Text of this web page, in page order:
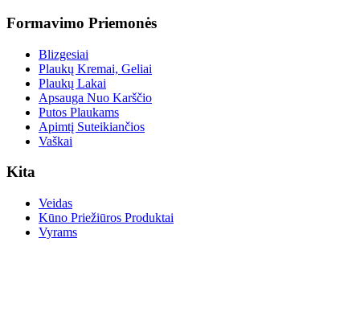
Formavimo Priemonės
Blizgesiai
Plaukų Kremai, Geliai
Plaukų Lakai
Apsauga Nuo Karščio
Putos Plaukams
Apimtį Suteikiančios
Vaškai
Kita
Veidas
Kūno Priežiūros Produktai
Vyrams